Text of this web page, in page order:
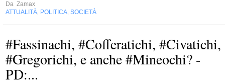
Da Zamax
ATTUALITÀ POLITICA SOCIETÀ
#Fassinachi, #Cofferatichi, #Civatichi,
#Gregorichi, e anche #Mineochi? -
PD:...